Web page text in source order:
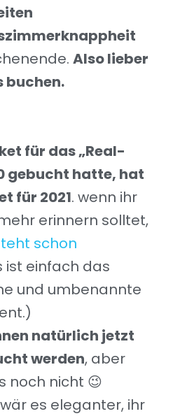
Also lieber
buchen.
für das „Real-
gebucht hatte, hat
für 2021. wenn ihr
erinnern solltet,
schon
ist einfach das
und umbenannte
natürlich jetzt
werden, aber
noch nicht 😉
es eleganter, ihr